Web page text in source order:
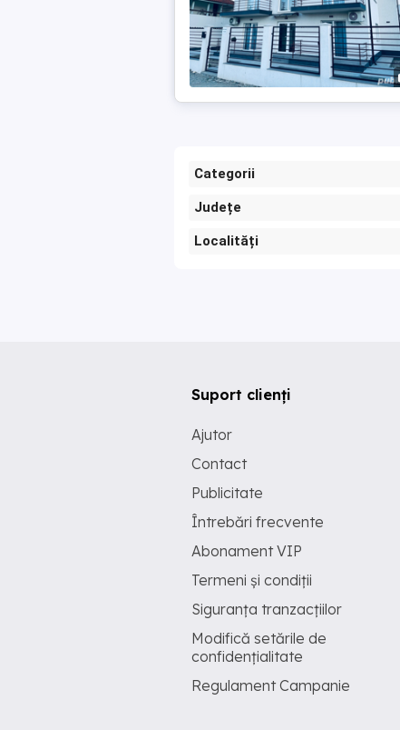
Categorii
Județe
Localități
Suport clienți
Ajutor
Contact
Publicitate
Întrebări frecvente
Abonament VIP
Termeni și condiții
Siguranța tranzacțiilor
Modifică setările de
confidențialitate
Regulament Campanie